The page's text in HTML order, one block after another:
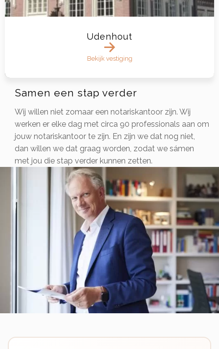
Udenhout
Bekijk vestiging
Samen een stap verder
Wij willen niet zomaar een notariskantoor zijn. Wij
werken er elke dag met circa 90 professionals aan om
jouw notariskantoor te zijn. En zijn we dat nog niet,
dan willen we dat graag worden, zodat we sámen
met jou die stap verder kunnen zetten.